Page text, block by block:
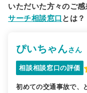
いただいた方々のご
サーチ相談窓口 とは？
ぴいちゃんさん
相談相談窓口の評価
初めての交通事故で、